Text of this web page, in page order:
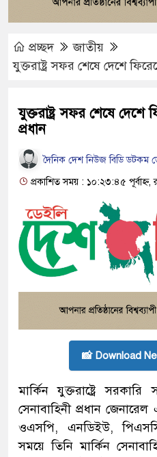
প্রচ্ছদ
জাতীয়
যুক্তরাষ্ট্র সফর শেষে দেশে
যুক্তরাষ্ট্র সফর শেষে দেশে
প্রধান
দৈনিক দেশ নিউজ বিডি ডটকম
প্রকাশিত সময় : ১০:২৩:৪৫ পূর্বাহ্ন,
📸 Download
মার্কিন যুক্তরাষ্ট্রে
সেনাবাহিনী প্রধান
ওএসপি, এনডিইউ,
সময়ে তিনি মার্কিন